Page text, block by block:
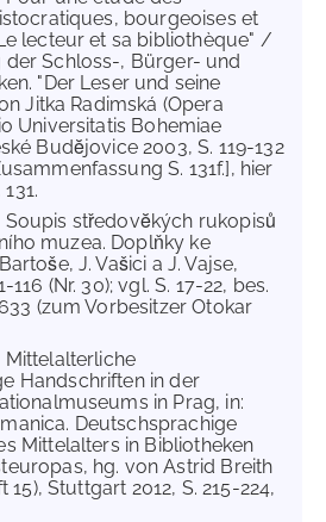
bourgeoises et
lecteur et sa bibliothèque" /
Schloss-, Bürger- und
"Der Leser und seine
Jitka Radimská (Opera
Universitatis Bohemiae
Budĕjovice 2003, S. 119-132
S. 131f.], hier
Soupis středovĕkých rukopisů
muzea. Doplňky ke
J. Vašici a J. Vajse,
116 (Nr. 30); vgl. S. 17-22, bes.
(zum Vorbesitzer Otokar
Mittelalterliche
Handschriften in der
in Prag, in:
Deutschsprachige
Mittelalters in Bibliotheken
hg. von Astrid Breith
15), Stuttgart 2012, S. 215-224,